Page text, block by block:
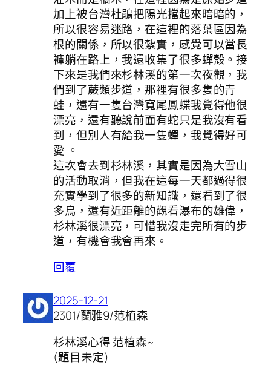
加上被台灣杜鵑把陽光擋起來暗暗的，
所以很容易迷路，在這裡的落葉區因為
根的關係，所以很紮實，感覺可以當長
褲躺在路上，我還收集了很多蟬殼。接
下來是我們來杉林溪的第一次夜觀，我
們到了蕨類步道，那裡有很多隻的青
蛙，還有一隻台灣寬尾鳳蝶我覺得他很
漂亮，還有聽說前面有蛇只是我沒有看
到，但別人有給我一隻蟬，我覺得好可
愛 。
這次會去到杉林溪，其實是因為大雪山
的活動取消，但我在這每一天都過得很
充實學到了很多的新知識，還看到了很
多鳥，還有近距離的觀看瀑布的雄偉，
杉林溪很漂亮，可惜我沒走完所有的步
道，有機會我會再來。
回覆
2025-12-21
2301/蘭雅9/范植森
杉林溪心得 范植森~
(題目未定)